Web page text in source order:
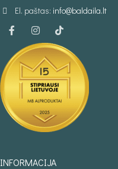
El. paštas: info@baldaila.lt
INFORMACIJA